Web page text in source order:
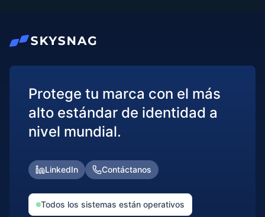
Protege tu marca con el más
alto estándar de identidad a
nivel mundial.
LinkedIn Contáctanos
Todos los sistemas están operativos